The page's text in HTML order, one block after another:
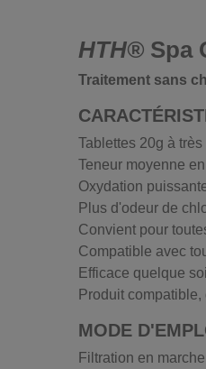
HTH® Spa
Traitement sans
Tablettes 20g à
Teneur moyenne
Oxydation
Plus d'odeur de
Convient pour
Compatible avec
Efficace quelque
Produit
MODE
Filtration en